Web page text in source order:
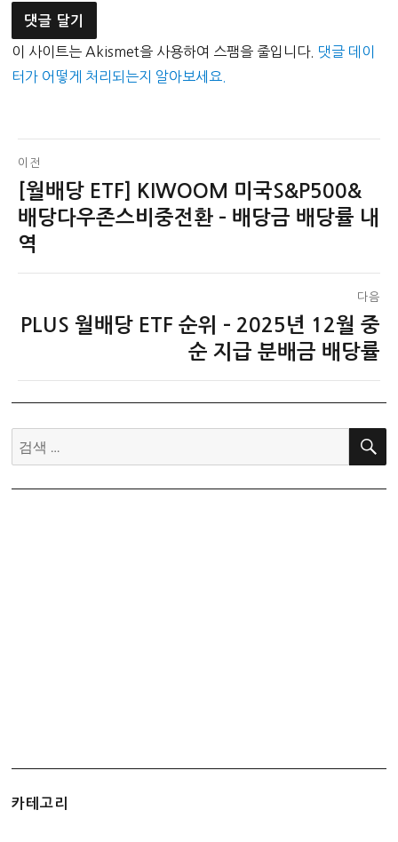
이 사이트는 Akismet을 사용하여 스팸을 줄입니다. 댓글 데이
터가 어떻게 처리되는지 알아보세요.
글
탐
색
이전
이
전
글:
[월배당 ETF] KIWOOM 미국S&P500&
배당다우존스비중전환 – 배당금 배당률 내
역
다음
다
PLUS 월배당 ETF 순위 – 2025년 12월 중
순 지급 분배금 배당률
검
색:
검
카테고리